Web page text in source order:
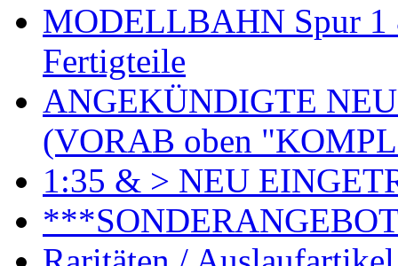
MODELLBAHN Spur 1
Fertigteile
ANGEKÜNDIGTE
(VORAB oben
1:35 & > NEU